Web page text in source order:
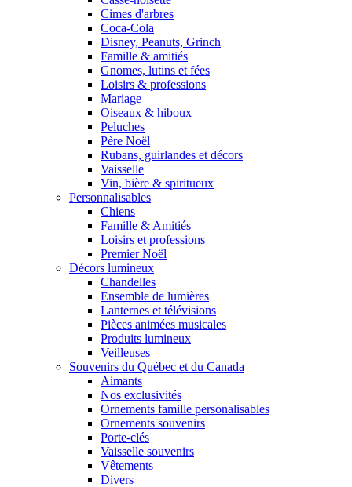
Cimes d'arbres
Coca-Cola
Disney, Peanuts, Grinch
Famille & amitiés
Gnomes, lutins et fées
Loisirs & professions
Mariage
Oiseaux & hiboux
Peluches
Père Noël
Rubans, guirlandes et décors
Vaisselle
Vin, bière & spiritueux
Personnalisables
Chiens
Famille & Amitiés
Loisirs et professions
Premier Noël
Décors lumineux
Chandelles
Ensemble de lumières
Lanternes et télévisions
Pièces animées musicales
Produits lumineux
Veilleuses
Souvenirs du Québec et du Canada
Aimants
Nos exclusivités
Ornements famille personalisables
Ornements souvenirs
Porte-clés
Vaisselle souvenirs
Vêtements
Divers